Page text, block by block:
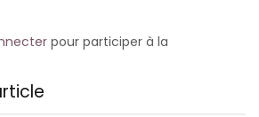
pour participer à la